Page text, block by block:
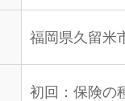
福岡県久留米
初回：保険の